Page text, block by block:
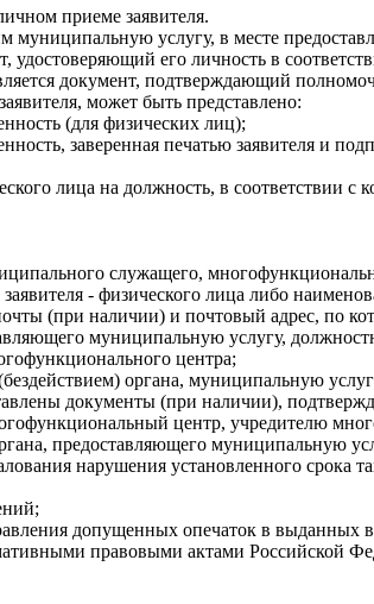
приеме заявителя.
услугу, в месте
его личность в
документ, подтверждающий
может быть представлено:
(для физических лиц);
заверенная печатью заявителя и
лица на должность, в соответствии с
служащего,
- физического лица либо
(при наличии) и почтовый адрес, по
муниципальную услугу,
центра;
органа, муниципальную
документы (при наличии),
центр, учредителю
предоставляющего муниципальную
нарушения установленного срока
допущенных опечаток в выданных
правовыми актами Российской